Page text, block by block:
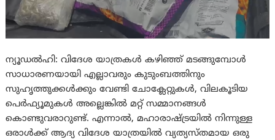
ന്യൂഡൽഹി: വിദേശ യാത്രകൾ കഴിഞ്ഞ് മടങ്ങുമ്പോൾ
സാധാരണയായി എല്ലാവരും കുടുംബത്തിനും
സുഹൃത്തുക്കൾക്കും വേണ്ടി ചോക്ലേറ്റുകൾ, വിലകൂടിയ
പെർഫ്യൂമുകൾ അല്ലെങ്കിൽ മറ്റ് സമ്മാനങ്ങൾ
കൊണ്ടുവരാറുണ്ട്. എന്നാൽ, മഹാരാഷ്ട്രയിൽ നിന്നുള്ള
ഒരാൾക്ക് ആദ്യ വിദേശ യാത്രയിൽ വ്യത്യസ്തമായ ഒരു